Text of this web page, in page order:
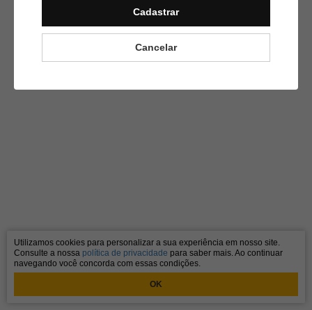
Cadastrar
Cancelar
Utilizamos cookies para personalizar a sua experiência em nosso site.
Consulte a nossa política de privacidade para saber mais. Ao continuar
navegando você concorda com essas condições.
OK